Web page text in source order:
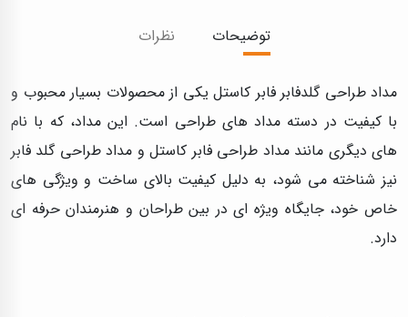
توضیحات نظرات
مداد طراحی گلدفابر فابر کاستل یکی از محصولات بسیار محبوب و
با کیفیت در دسته مداد های طراحی است. این مداد، که با نام‌
های دیگری مانند مداد طراحی فابر کاستل و مداد طراحی گلد فابر
نیز شناخته می‌ شود، به دلیل کیفیت بالای ساخت و ویژگی‌ های
خاص خود، جایگاه ویژه‌ ای در بین طراحان و هنرمندان حرفه‌ ای
دارد.